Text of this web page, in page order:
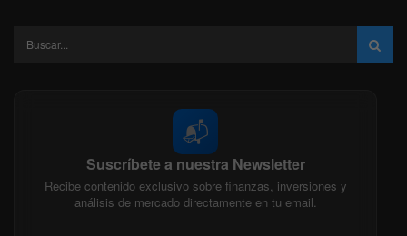
📬
Suscríbete a nuestra Newsletter
Recibe contenido exclusivo sobre finanzas, inversiones y
análisis de mercado directamente en tu email.